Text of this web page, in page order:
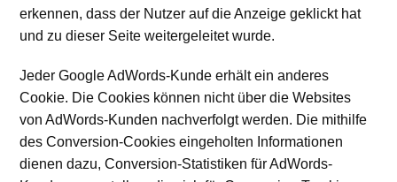
erkennen, dass der Nutzer auf die Anzeige geklickt hat
und zu dieser Seite weitergeleitet wurde.
Jeder Google AdWords-Kunde erhält ein anderes
Cookie. Die Cookies können nicht über die Websites
von AdWords-Kunden nachverfolgt werden. Die mithilfe
des Conversion-Cookies eingeholten Informationen
dienen dazu, Conversion-Statistiken für AdWords-